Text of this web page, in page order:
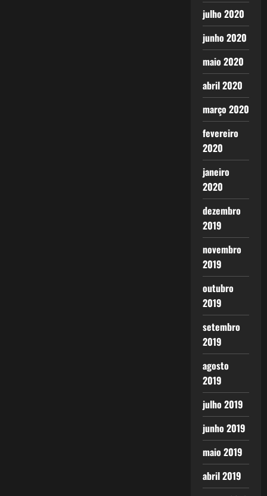
julho 2020
junho 2020
maio 2020
abril 2020
março 2020
fevereiro
2020
janeiro
2020
dezembro
2019
novembro
2019
outubro
2019
setembro
2019
agosto
2019
julho 2019
junho 2019
maio 2019
abril 2019